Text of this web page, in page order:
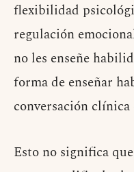
flexibilidad
regulación
no les enseñe
forma de enseñar
conversación clínica
Esto no significa